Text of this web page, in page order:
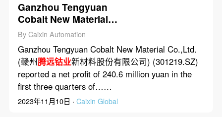
Ganzhou Tengyuan
Cobalt New Material
Co.,Ltd.’s Net Profit
Dropped 43% in First
Three Quarters of 2023
By Caixin Automation
Ganzhou Tengyuan Cobalt New Material Co.,Ltd.
(赣州腾远钴业新材料股份有限公司) (301219.SZ)
reported a net profit of 240.6 million yuan in the
first three quarters of……
2023年11月10日 · Caixin Global